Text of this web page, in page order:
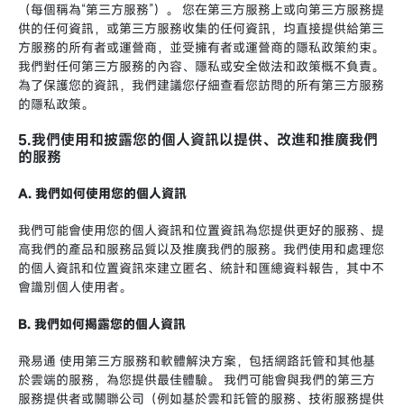
（每個稱為“第三方服務”）。 您在第三方服務上或向第三方服務提
供的任何資訊，或第三方服務收集的任何資訊，均直接提供給第三
方服務的所有者或運營商，並受擁有者或運營商的隱私政策約束。
我們對任何第三方服務的內容、隱私或安全做法和政策概不負責。
為了保護您的資訊，我們建議您仔細查看您訪問的所有第三方服務
的隱私政策。
5.我們使用和披露您的個人資訊以提供、改進和推廣我們
的服務
A. 我們如何使用您的個人資訊
我們可能會使用您的個人資訊和位置資訊為您提供更好的服務、提
高我們的產品和服務品質以及推廣我們的服務。我們使用和處理您
的個人資訊和位置資訊來建立匿名、統計和匯總資料報告，其中不
會識別個人使用者。
B. 我們如何揭露您的個人資訊
飛易通 使用第三方服務和軟體解決方案，包括網路託管和其他基
於雲端的服務，為您提供最佳體驗。 我們可能會與我們的第三方
服務提供者或關聯公司（例如基於雲和託管的服務、技術服務提供